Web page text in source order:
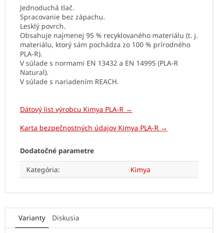
Jednoduchá tlač.
Spracovanie bez zápachu.
Lesklý povrch.
Obsahuje najmenej 95 % recyklovaného materiálu (t. j.
materiálu, ktorý sám pochádza zo 100 % prírodného
PLA-R).
V súlade s normami EN 13432 a EN 14995 (PLA-R
Natural).
V súlade s nariadením REACH.
Dátový list výrobcu Kimya PLA-R →
Karta bezpečnostných údajov Kimya PLA-R →
Dodatočné parametre
Kategória: Kimya
Varianty Diskusia